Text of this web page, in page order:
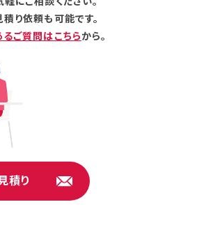
積り依頼も可能です。
るご質問はこちらから。
積り